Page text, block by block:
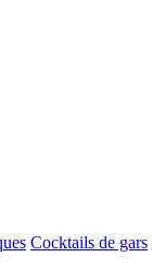
Cocktails de gars